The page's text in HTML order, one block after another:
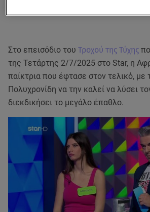
Στο επεισόδιο του Τροχού της Τύχης
της Τετάρτης 2/7/2025 στο Star, η
παίκτρια που έφτασε στον τελικό, με
Πολυχρονίδη να την καλεί να λύσει
διεκδικήσει το μεγάλο έπαθλο.